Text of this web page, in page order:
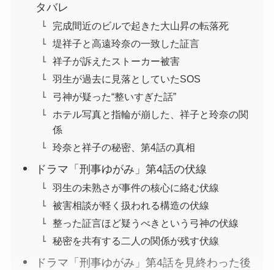
タバレ
完成間近のビルで起きた大山昇の転落死
堤祥子と高遠玲奈の一致した証言
祥子が訴えたストーカー被害
羽生が過去に見落としていたSOS
弓神が疑った“整いすぎた話”
ホテル写真と指輪が崩した、祥子と玲奈の関
係
玲奈と祥子の秘密、第4話の真相
ドラマ「刑事ゆがみ」第4話の伏線
羽生の未熟さが事件の核心に絡む伏線
被害相談が軽く扱われる構造の伏線
整った証言ほど疑うべきという弓神の伏線
秘密を共有する二人の関係が残す伏線
ドラマ「刑事ゆがみ」第4話を見終わった後